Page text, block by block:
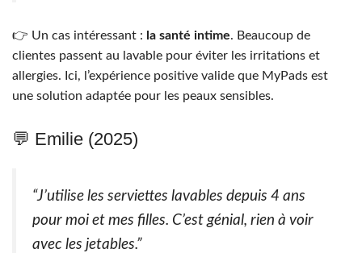
👉 Un cas intéressant : la santé intime. Beaucoup de
clientes passent au lavable pour éviter les irritations et
allergies. Ici, l’expérience positive valide que MyPads est
une solution adaptée pour les peaux sensibles.
💬 Emilie (2025)
“J’utilise les serviettes lavables depuis 4 ans
pour moi et mes filles. C’est génial, rien à voir
avec les jetables.”